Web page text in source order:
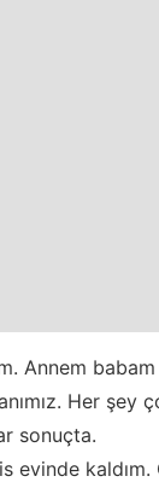
Annem
Her şey
sonuçta.
evinde